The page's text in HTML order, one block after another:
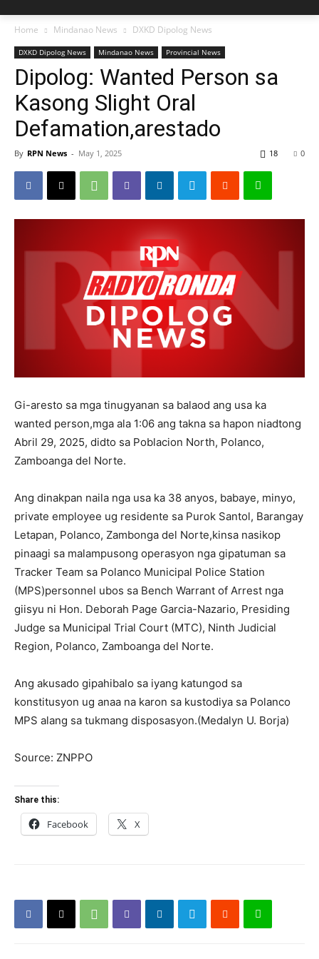
Home Mindanao News DXKD Dipolog News
DXKD Dipolog News Mindanao News Provincial News
Dipolog: Wanted Person sa
Kasong Slight Oral
Defamation,arestado
By RPN News - May 1, 2025 0
18
Gi-aresto sa mga tinugyanan sa balaod ang usa ka
wanted person,mga ala 1:06 ang takna sa hapon niadtong
Abril 29, 2025, didto sa Poblacion North, Polanco,
Zamboanga del Norte.
Ang dinakpan naila nga usa ka 38 anyos, babaye, minyo,
private employee ug residente sa Purok Santol, Barangay
Letapan, Polanco, Zambonga del Norte,kinsa nasikop
pinaagi sa malampusong operasyon nga gipatuman sa
Tracker Team sa Polanco Municipal Police Station
(MPS)personnel ubos sa Bench Warrant of Arrest nga
giisyu ni Hon. Deborah Page Garcia-Nazario, Presiding
Judge sa Municipal Trial Court (MTC), Ninth Judicial
Region, Polanco, Zamboanga del Norte.
Ang akusado gipahibalo sa iyang katungod sa
konstitusyon ug anaa na karon sa kustodiya sa Polanco
MPS alang sa tukmang disposasyon.(Medalyn U. Borja)
Source: ZNPPO
Share this:
Facebook X